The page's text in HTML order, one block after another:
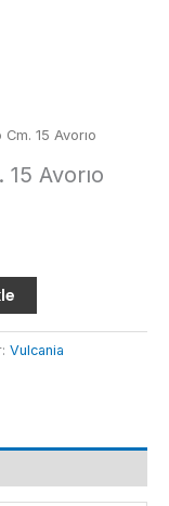
15 Avorıo
Avorıo
Vulcania